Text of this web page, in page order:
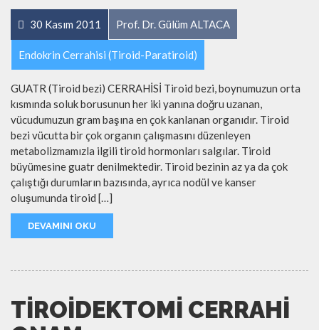
30 Kasım 2011 Prof. Dr. Gülüm ALTACA
Endokrin Cerrahisi (Tiroid-Paratiroid)
GUATR (Tiroid bezi) CERRAHİSİ Tiroid bezi, boynumuzun orta
kısmında soluk borusunun her iki yanına doğru uzanan,
vücudumuzun gram başına en çok kanlanan organıdır. Tiroid
bezi vücutta bir çok organın çalışmasını düzenleyen
metabolizmamızla ilgili tiroid hormonları salgılar. Tiroid
büyümesine guatr denilmektedir. Tiroid bezinin az ya da çok
çalıştığı durumların bazısında, ayrıca nodül ve kanser
oluşumunda tiroid […]
DEVAMINI OKU
TIROIDEKTOMI CERRAHI